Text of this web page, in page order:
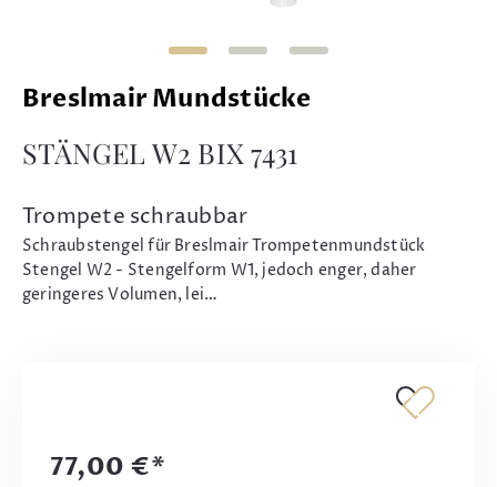
Breslmair Mundstücke
STÄNGEL W2 BIX 7431
Trompete schraubbar
Schraubstengel für Breslmair Trompetenmundstück
Stengel W2 - Stengelform W1, jedoch enger, daher
geringeres Volumen, lei…
77,00 €*